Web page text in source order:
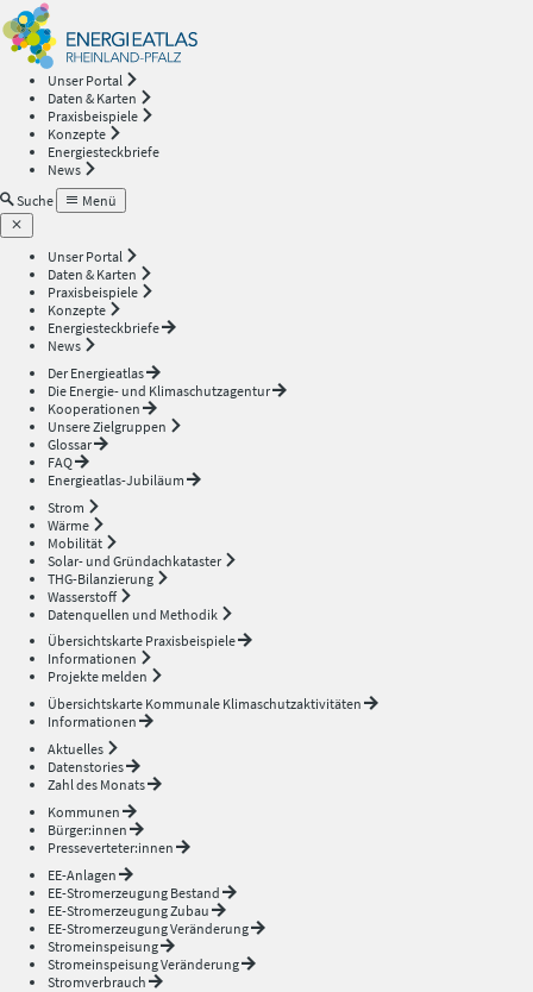
Unser Portal
Daten & Karten
Praxisbeispiele
Konzepte
Energiesteckbriefe
News
Suche
Menü
Unser Portal
Daten & Karten
Praxisbeispiele
Konzepte
Energiesteckbriefe
News
Der Energieatlas
Die Energie- und Klimaschutzagentur
Kooperationen
Unsere Zielgruppen
Glossar
FAQ
Energieatlas-Jubiläum
Strom
Wärme
Mobilität
Solar- und Gründachkataster
THG-Bilanzierung
Wasserstoff
Datenquellen und Methodik
Übersichtskarte Praxisbeispiele
Informationen
Projekte melden
Übersichtskarte Kommunale Klimaschutzaktivitäten
Informationen
Aktuelles
Datenstories
Zahl des Monats
Kommunen
Bürger:innen
Presseverteter:innen
EE-Anlagen
EE-Stromerzeugung Bestand
EE-Stromerzeugung Zubau
EE-Stromerzeugung Veränderung
Stromeinspeisung
Stromeinspeisung Veränderung
Stromverbrauch